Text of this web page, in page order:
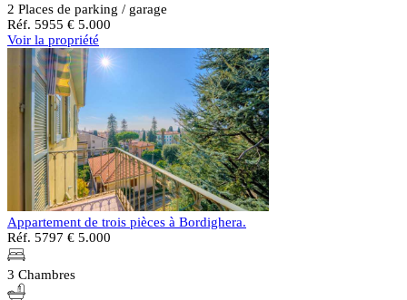
2 Places de parking / garage
Réf. 5955 € 5.000
Voir la propriété
Appartement de trois pièces à Bordighera.
Réf. 5797 € 5.000
3 Chambres